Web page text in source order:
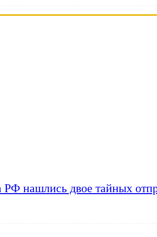
РФ нашлись двое тайных